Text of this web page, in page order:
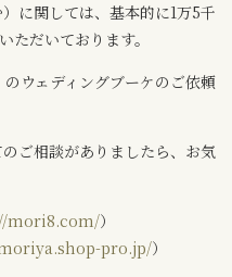
に関しては、基本的に1万5千
ただいております。
ウェディングブーケのご依頼
ご相談がありましたら、お気
mori8.com/）
pro.jp/）